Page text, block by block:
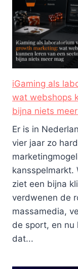
iGaming als
wat webshops
bijna niets
Er is in
vier jaar zo
kansspelmarkt.
ziet een bijna
verdwenen de
massamedia,
de sport, en nu
dat...